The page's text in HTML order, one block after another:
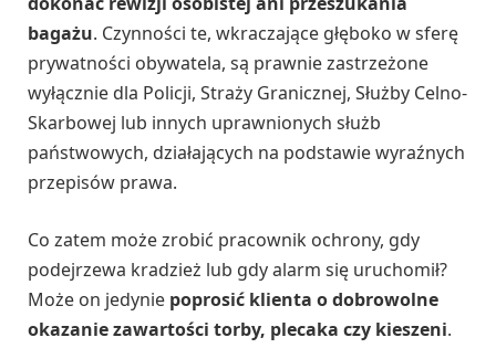
bagażu. Czynności te, wkraczające głęboko w sferę
prywatności obywatela, są prawnie zastrzeżone
wyłącznie dla Policji, Straży Granicznej, Służby Celno-
Skarbowej lub innych uprawnionych służb
państwowych, działających na podstawie wyraźnych
przepisów prawa.
Co zatem może zrobić pracownik ochrony, gdy
podejrzewa kradzież lub gdy alarm się uruchomił?
Może on jedynie poprosić klienta o dobrowolne
okazanie zawartości torby, plecaka czy kieszeni.